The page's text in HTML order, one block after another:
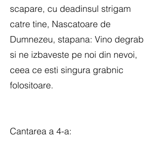
scapare, cu deadinsul strigam
catre tine, Nascatoare de
Dumnezeu, stapana: Vino degrab
si ne izbaveste pe noi din nevoi,
ceea ce esti singura grabnic
folositoare.
Cantarea a 4-a: